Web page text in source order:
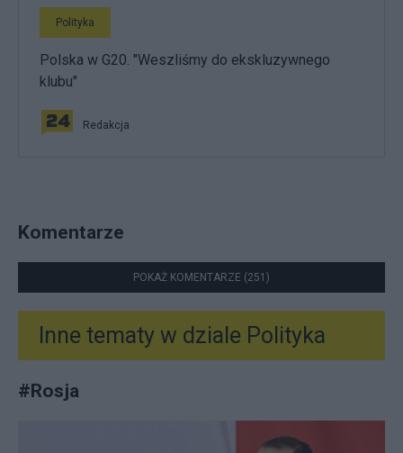
Polityka
Polska w G20. "Weszliśmy do ekskluzywnego
klubu"
Redakcja
Komentarze
POKAŻ KOMENTARZE (251)
Inne tematy w dziale Polityka
#Rosja